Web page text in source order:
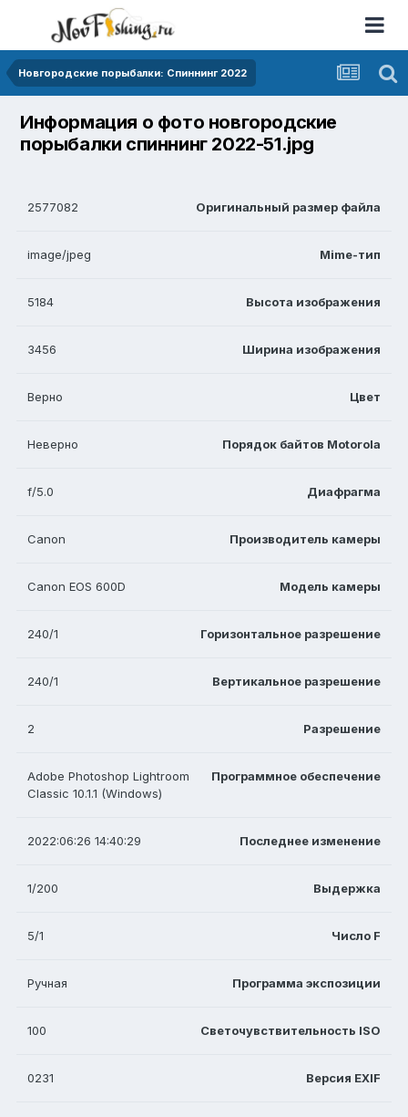
Новгородские порыбалки: Спиннинг 2022
Информация о фото новгородские
порыбалки спиннинг 2022-51.jpg
Оригинальный размер файла
2577082
Mime-тип
image/jpeg
Высота изображения
5184
Ширина изображения
3456
Цвет
Верно
Порядок байтов Motorola
Неверно
Диафрагма
f/5.0
Производитель камеры
Canon
Модель камеры
Canon EOS 600D
Горизонтальное разрешение
240/1
Вертикальное разрешение
240/1
Разрешение
2
Программное обеспечение
Adobe Photoshop Lightroom
Classic 10.1.1 (Windows)
Последнее изменение
2022:06:26 14:40:29
Выдержка
1/200
Число F
5/1
Программа экспозиции
Ручная
Светочувствительность ISO
100
Версия EXIF
0231